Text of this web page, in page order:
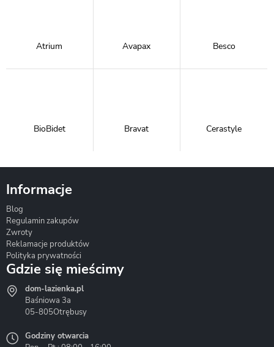
Atrium Avapax Besco
BioBidet Bravat Cerastyle
Hydrostop
Informacje
Blog
Regulamin zakupów
Zwroty
Reklamacje produktów
Polityka prywatności
Gdzie się mieścimy
dom-lazienka.pl
Baśniowa 3a
05-805Otrębusy
Godziny otwarcia